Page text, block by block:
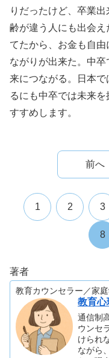
りだったけど、卒業
齢が違う人にも出会
てたから、お金も自
ながりが出来た。中
来につながる。日本
るにも中卒では未来
すすめします。
前へ
1 2 3
8
著者
教育カウンセラー／家
教育心
通信制
ウンセ
けられ
ながら